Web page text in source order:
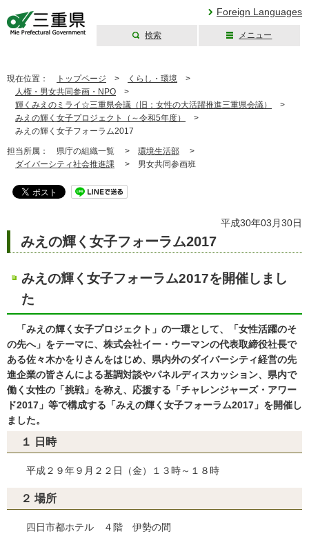
Foreign Languages
検索 メニュー
現在位置： トップページ > くらし・環境 >
人権・男女共同参画・NPO >
輝くみえのミライ☆三重県会議（旧：女性の大活躍推進三重県会議）
>
みえの輝く女子プロジェクト（～令和5年度）
>
みえの輝く女子フォーラム2017
担当所属： 県庁の組織一覧 > 環境生活部 >
ダイバーシティ社会推進課 > 男女共同参画班
平成30年03月30日
みえの輝く女子フォーラム2017
みえの輝く女子フォーラム2017を開催しまし
た
「みえの輝く女子プロジェクト」の一環として、「女性活躍のそ
の先へ」をテーマに、株式会社イー・ウーマンの代表取締役社長で
ある佐々木かをりさんをはじめ、県内外のダイバーシティ経営の先
進企業の皆さんによる基調対談やパネルディスカッション、県内で
働く女性の「挑戦」を称え、応援する「チャレンジャーズ・アワー
ド2017」等で構成する「みえの輝く女子フォーラム2017」を開催し
ました。
１ 日時
平成２９年９月２２日（金）１３時～１８時
２ 場所
四日市都ホテル ４階 伊勢の間